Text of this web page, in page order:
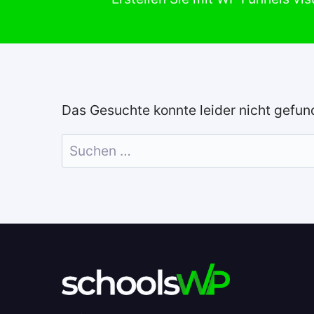
Das Gesuchte konnte leider nicht
Suchen
nach: